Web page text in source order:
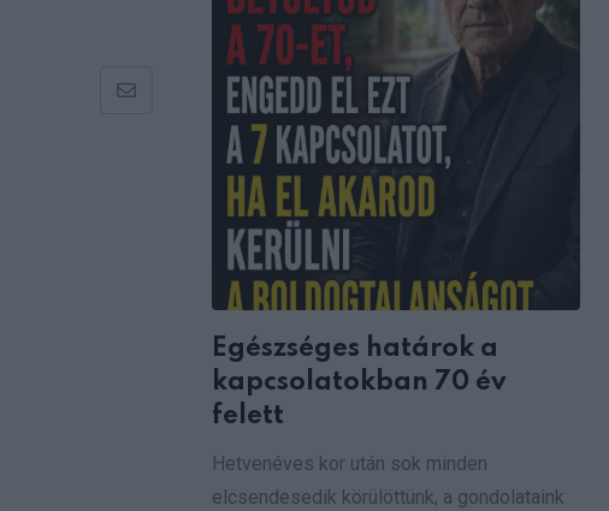
Share
Egészséges határok a
kapcsolatokban 70 év
felett
Hetvenéves kor után sok minden
elcsendesedik körülöttünk, a gondolataink